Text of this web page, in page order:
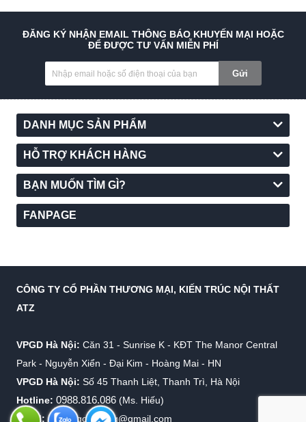
ĐĂNG KÝ NHẬN EMAIL THÔNG BÁO KHUYẾN MẠI HOẶC
ĐỂ ĐƯỢC TƯ VẤN MIỄN PHÍ
Gửi
DANH MỤC SẢN PHẨM
HỖ TRỢ KHÁCH HÀNG
BẠN MUỐN TÌM GÌ?
FANPAGE
CÔNG TY CỔ PHẦN THƯƠNG MẠI, KIẾN TRÚC NỘI THẤT
ATZ
VPGD Hà Nội: Căn 31 - Sunrise K - KĐT The Manor Central
Park - Nguyễn Xiển - Đại Kim - Hoàng Mai - HN
VPGD Hà Nội: Số 45 Thanh Liệt, Thanh Trì, Hà Nội
Hotline: 0988.816.086 (Ms. Hiếu)
Email:info.virgolighting@gmail.com